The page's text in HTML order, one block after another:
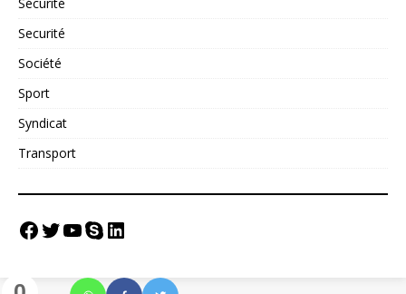
Securité
Société
Sport
Syndicat
Transport